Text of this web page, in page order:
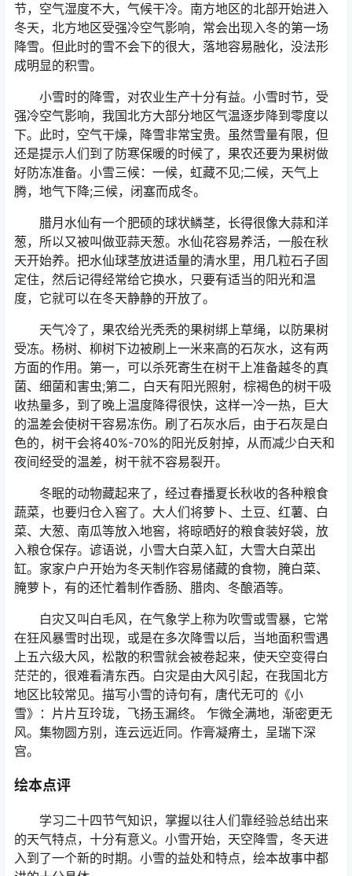
节，空气湿度不大，气候干冷。南方地区的北部开始进入
冬天，北方地区受强冷空气影响，常会出现入冬的第一场
降雪。但此时的雪不会下的很大，落地容易融化，没法形
成明显的积雪。
小雪时的降雪，对农业生产十分有益。小雪时节，受
强冷空气影响，我国北方大部分地区气温逐步降到零度以
下。此时，空气干燥，降雪非常宝贵。虽然雪量有限，但
还是提示人们到了防寒保暖的时候了，果农还要为果树做
好防冻准备。小雪三候：一候，虹藏不见;二候，天气上
腾，地气下降;三候，闭塞而成冬。
腊月水仙有一个肥硕的球状鳞茎，长得很像大蒜和洋
葱，所以又被叫做亚蒜天葱。水仙花容易养活，一般在秋
天开始养。把水仙球茎放进适量的清水里，用几粒石子固
定住，然后记得经常给它换水，只要有适当的阳光和温
度，它就可以在冬天静静的开放了。
天气冷了，果农给光秃秃的果树绑上草绳，以防果树
受冻。杨树、柳树下边被刷上一米来高的石灰水，这有两
方面的作用。第一，可以杀死寄生在树干上准备越冬的真
菌、细菌和害虫;第二，白天有阳光照射，棕褐色的树干吸
收热量多，到了晚上温度降得很快，这样一冷一热，巨大
的温差会使树干容易冻伤。刷了石灰水后，由于石灰是白
色的，树干会将40%-70%的阳光反射掉，从而减少白天和
夜间经受的温差，树干就不容易裂开。
冬眠的动物藏起来了，经过春播夏长秋收的各种粮食
蔬菜，也要归仓入窖了。大人们将萝卜、土豆、红薯、白
菜、大葱、南瓜等放入地窖，将晾晒好的粮食装好袋，放
入粮仓保存。谚语说，小雪大白菜入缸，大雪大白菜出
缸。家家户户开始为冬天制作容易储藏的食物，腌白菜、
腌萝卜，有的还忙着制作香肠、腊肉、冬酿酒等。
白灾又叫白毛风，在气象学上称为吹雪或雪暴，它常
在狂风暴雪时出现，或是在多次降雪以后，当地面积雪遇
上五六级大风，松散的积雪就会被卷起来，使天空变得白
茫茫的，很难看清东西。白灾是由大风引起，在我国北方
地区比较常见。描写小雪的诗句有，唐代无可的《小
雪》：片片互玲珑，飞扬玉漏终。 乍微全满地，渐密更无
风。集物圆方别，连云远近同。作膏凝瘠土，呈瑞下深
宫。
绘本点评
学习二十四节气知识，掌握以往人们靠经验总结出来
的天气特点，十分有意义。小雪开始，天空降雪，冬天进
入到了一个新的时期。小雪的益处和特点，绘本故事中都